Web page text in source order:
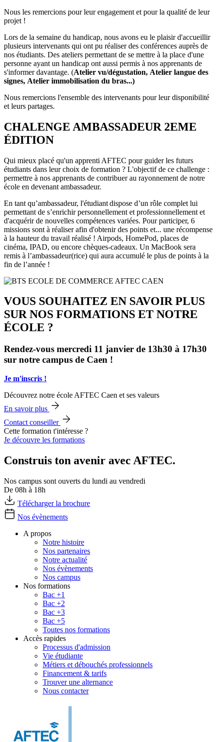
Nous les remercions pour leur engagement et pour la qualité de leur
projet !
Lors de la semaine du handicap, nous avons eu le plaisir d'accueillir
plusieurs intervenants qui ont pu réaliser des conférences auprès de
nos étudiants. Des ateliers permettant de se mettre à la place d'une
personne ayant un handicap ont aussi permis à nos apprenants de
s'informer davantage. (Atelier vu/dégustation, Atelier langue des
signes, Atelier immobilisation du bras...)
Nous remercions l'ensemble des intervenants pour leur disponibilité
et leurs partages.
CHALENGE AMBASSADEUR 2EME
ÉDITION
Qui mieux placé qu'un apprenti AFTEC pour guider les futurs
étudiants dans leur choix de formation ? L'objectif de ce challenge :
permettre à nos apprenants de contribuer au rayonnement de notre
école en devenant ambassadeur.
En tant qu’ambassadeur, l'étudiant dispose d’un rôle complet lui
permettant de s’enrichir personnellement et professionnellement et
d'acquérir de nouvelles compétences variées. Pour participer, 6
missions sont à réaliser afin d'obtenir des points et... une récompense
à la hauteur du travail réalisé ! Airpods, HomePod, places de
cinéma, IPAD, ou encore chèques-cadeaux. Un MacBook sera
remis à l’ambassadeur(rice) qui aura accumulé le plus de points à la
fin de l’année !
VOUS SOUHAITEZ EN SAVOIR PLUS
SUR NOS FORMATIONS ET NOTRE
ÉCOLE ?
Rendez-vous mercredi 11 janvier de 13h30 à 17h30
sur notre campus de Caen !
Je m'inscris !
Découvrez notre école AFTEC Caen et ses valeurs
En savoir plus
Contact conseiller
Cette formation t'intéresse ?
Je découvre les formations
Construis ton avenir avec AFTEC.
Nos campus sont ouverts du lundi au vendredi
De 08h à 18h
Télécharger la brochure
Nos évènements
A propos
Notre histoire
Nos partenaires
Notre actualité
Nos évènements
Nos campus
Nos formations
Bac +1
Bac +2
Bac +3
Bac +5
Toutes nos formations
Accès rapides
Processus d'admission
Vie étudiante
Métiers et débouchés professionnels
Financement & tarifs
Trouver une alternance
Nous contacter